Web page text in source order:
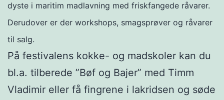
dyste i maritim madlavning med friskfangede råvarer.
Derudover er der workshops, smagsprøver og råvarer
til salg.
På festivalens kokke- og madskoler kan du
bl.a. tilberede ”Bøf og Bajer” med Timm
Vladimir eller få fingrene i lakridsen og søde